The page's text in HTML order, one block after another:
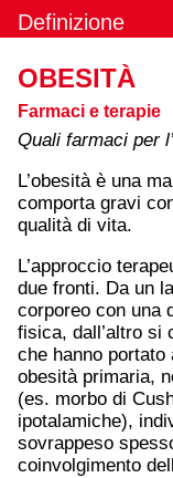
Definizione
OBESITÀ
Farmaci e terapie
Quali farmaci per
L’obesità è una
comporta gravi
qualità di vita.
L’approccio
due fronti. Da un
corporeo con una
fisica, dall’altro si
che hanno portato
obesità primaria,
(es. morbo di
ipotalamiche),
sovrappeso
coinvolgimento